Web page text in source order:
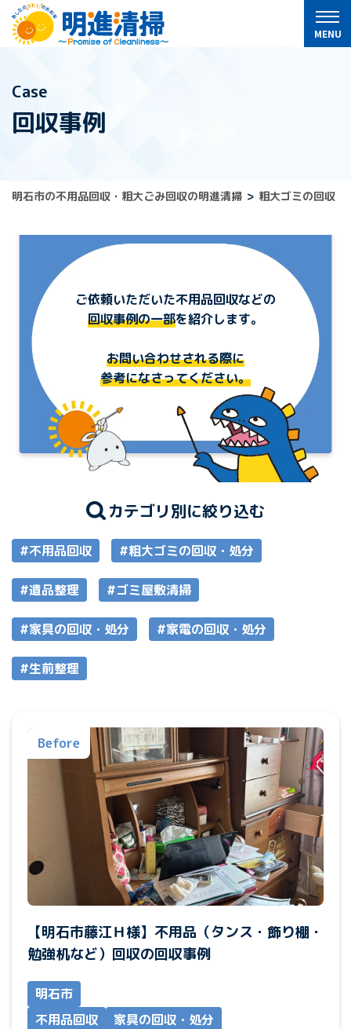
Case
回収事例
明石市の不用品回収・粗大ごみ回収の明進清掃 粗大ゴミの回収・
ご依頼いただいた不用品回収などの
回収事例の一部を紹介します。
お問い合わせされる際に
参考になさってください。
カテゴリ別に絞り込む
#不用品回収 #粗大ゴミの回収・処分
#遺品整理 #ゴミ屋敷清掃
#家具の回収・処分 #家電の回収・処分
#生前整理
Before
【明石市藤江Ｈ様】不用品（タンス・飾り棚・
勉強机など）回収の回収事例
明石市
不用品回収
家具の回収・処分